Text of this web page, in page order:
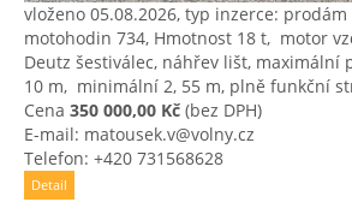
vloženo 05.08.2026, typ inzerce:
motohodin 734, Hmotnost 18 t, ​ motor
Deutz šestiválec, ​náhřev lišt, ​maximální
​10 m, ​ minimální 2, ​55 m, ​plně funkční
Cena 350 000,00 Kč (bez DPH)
E-mail: matousek.v@volny.cz
Telefon: +420 731568628
Detail